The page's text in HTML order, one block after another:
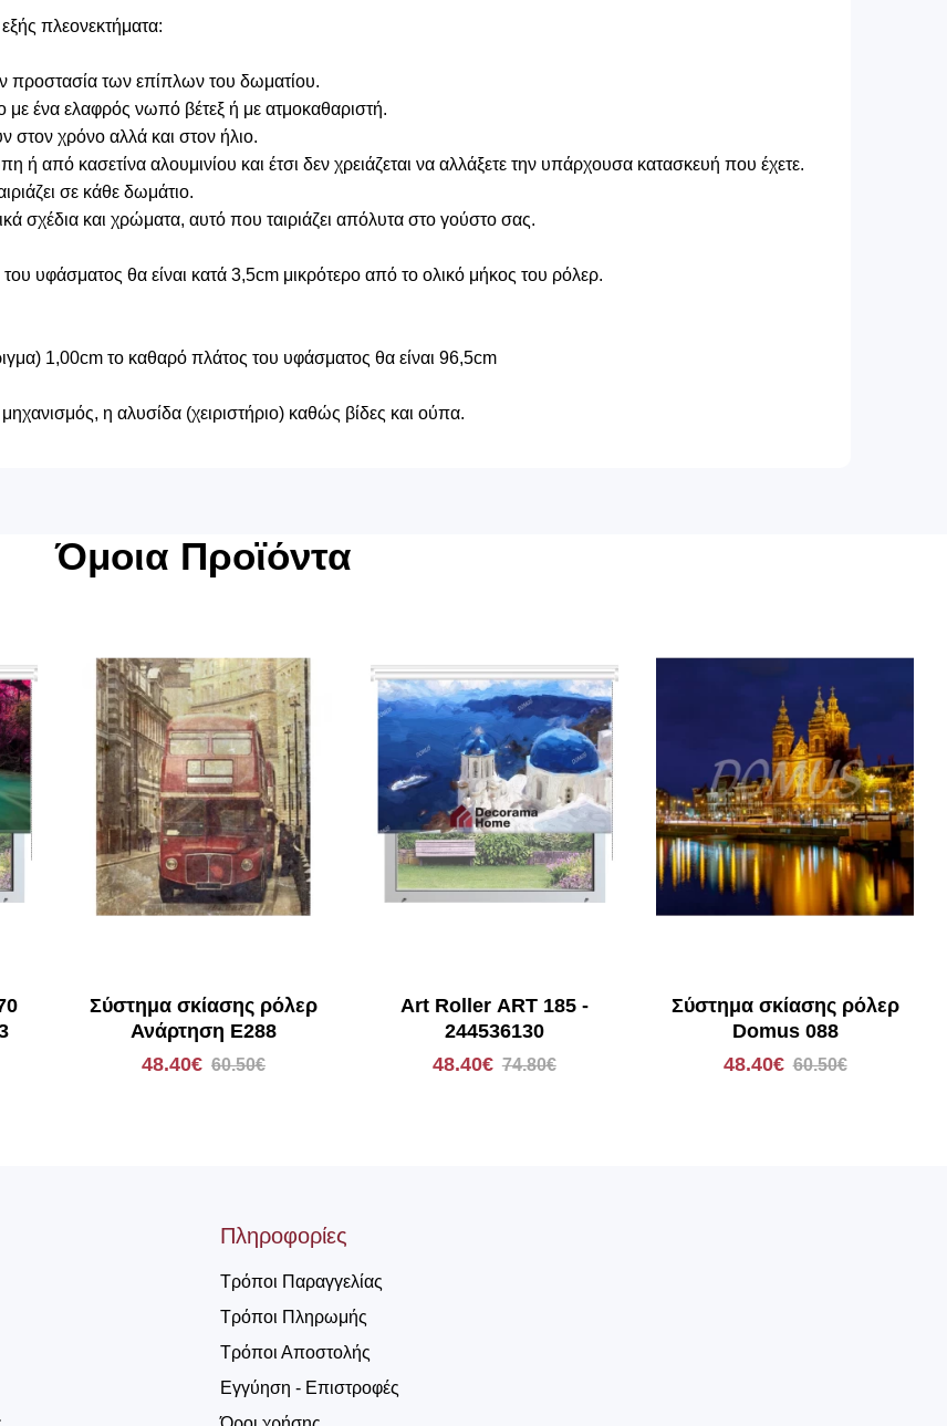
πλεονεκτήματα:
προστασία των επίπλων του δωματίου.
με ένα ελαφρός νωπό βέτεξ ή με ατμοκαθαριστή.
στον χρόνο αλλά και στον ήλιο.
από κασετίνα αλουμινίου και έτσι δεν χρειάζεται να αλλάξετε την υπάρχουσα κατασκευή που έχετε.
σε κάθε δωμάτιο.
σχέδια και χρώματα, αυτό που ταιριάζει απόλυτα στο γούστο σας.
υφάσματος θα είναι κατά 3,5cm μικρότερο από το ολικό μήκος του ρόλερ.
1,00cm το καθαρό πλάτος του υφάσματος θα είναι 96,5cm
η αλυσίδα (χειριστήριο) καθώς βίδες και ούπα.
Όμοια Προϊόντα
Σύστημα σκίασης ρόλερ
Ανάρτηση E288
48.40€ 60.50€
Art Roller ART 185 -
244536130
48.40€ 74.80€
Σύστημα σκίασης ρόλερ
Domus 088
48.40€ 60.50€
Πληροφορίες
Τρόποι Παραγγελίας
Τρόποι Πληρωμής
Τρόποι Αποστολής
Εγγύηση - Επιστροφές